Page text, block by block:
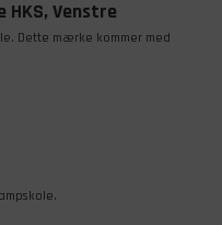
Venstre
Dette mærke kommer med